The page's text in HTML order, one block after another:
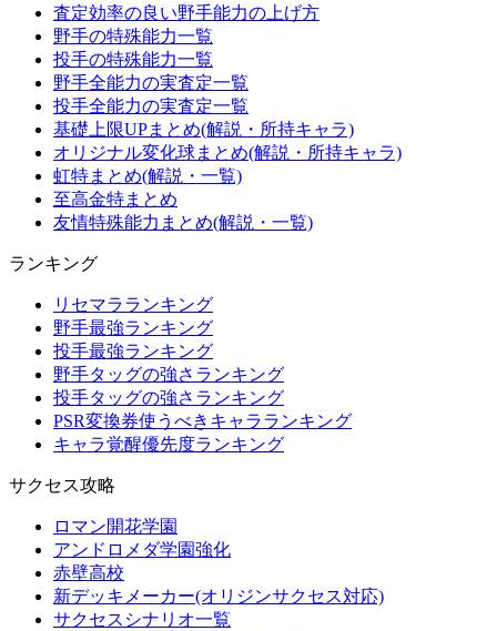
査定効率の良い野手能力の上げ方
野手の特殊能力一覧
投手の特殊能力一覧
野手全能力の実査定一覧
投手全能力の実査定一覧
基礎上限UPまとめ(解説・所持キャラ)
オリジナル変化球まとめ(解説・所持キャラ)
虹特まとめ(解説・一覧)
至高金特まとめ
友情特殊能力まとめ(解説・一覧)
ランキング
リセマラランキング
野手最強ランキング
投手最強ランキング
野手タッグの強さランキング
投手タッグの強さランキング
PSR変換券使うべきキャラランキング
キャラ覚醒優先度ランキング
サクセス攻略
ロマン開花学園
アンドロメダ学園強化
赤壁高校
新デッキメーカー(オリジンサクセス対応)
サクセスシナリオ一覧